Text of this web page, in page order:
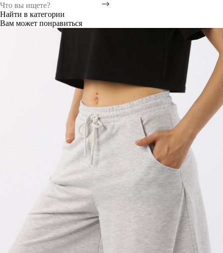
Найти в категории
Вам может понравиться